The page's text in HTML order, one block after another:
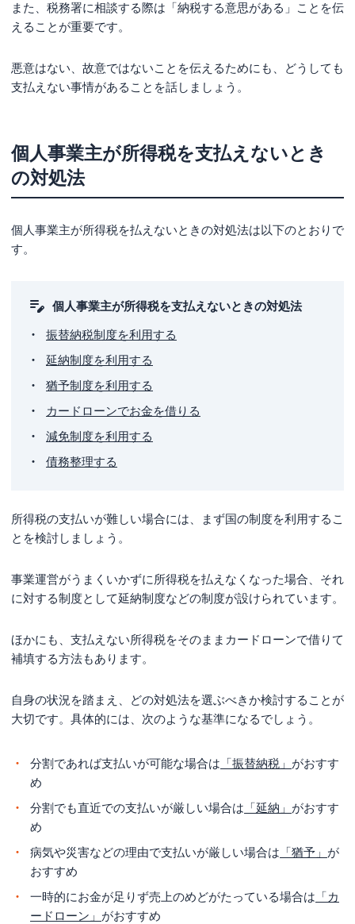
また、税務署に相談する際は「納税する意思がある」ことを伝
えることが重要です。
悪意はない、故意ではないことを伝えるためにも、どうしても
支払えない事情があることを話しましょう。
個人事業主が所得税を支払えないとき
の対処法
個人事業主が所得税を払えないときの対処法は以下のとおりで
す。
個人事業主が所得税を支払えないときの対処法
振替納税制度を利用する
延納制度を利用する
猶予制度を利用する
カードローンでお金を借りる
減免制度を利用する
債務整理する
所得税の支払いが難しい場合には、まず国の制度を利用するこ
とを検討しましょう。
事業運営がうまくいかずに所得税を払えなくなった場合、それ
に対する制度として延納制度などの制度が設けられています。
ほかにも、支払えない所得税をそのままカードローンで借りて
補填する方法もあります。
自身の状況を踏まえ、どの対処法を選ぶべきか検討することが
大切です。具体的には、次のような基準になるでしょう。
分割であれば支払いが可能な場合は 「振替納税」 がおすす
め
分割でも直近での支払いが厳しい場合は 「延納」 がおすす
め
病気や災害などの理由で支払いが厳しい場合は 「猶予」 が
おすすめ
一時的にお金が足りず売上のめどがたっている場合は 「カ
ードローン」 がおすすめ